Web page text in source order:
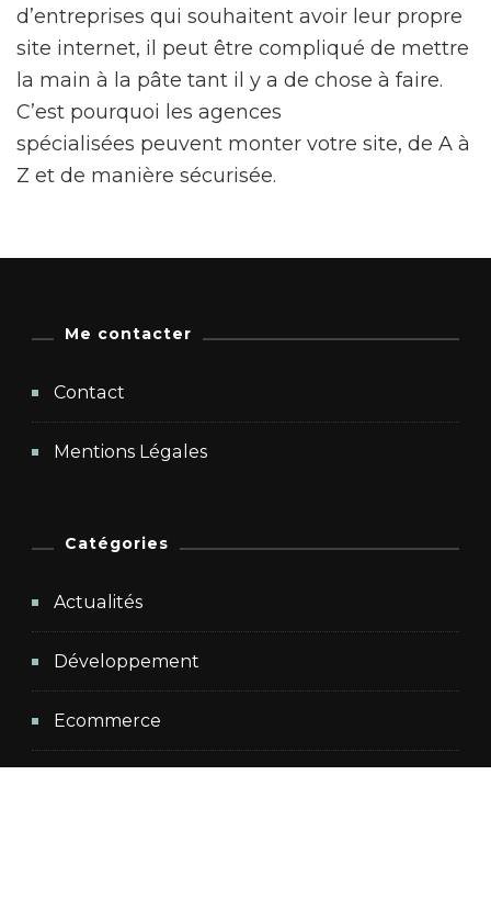
d’entreprises qui souhaitent avoir leur propre
site internet, il peut être compliqué de mettre
la main à la pâte tant il y a de chose à faire.
C’est pourquoi les agences
spécialisées peuvent monter votre site, de A à
Z et de manière sécurisée.
Me contacter
Contact
Mentions Légales
Catégories
Actualités
Développement
Ecommerce